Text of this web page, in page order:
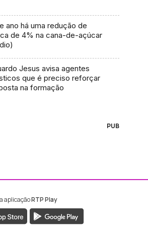
ano há uma redução de
de 4% na cana-de-açúcar
Jesus avisa agentes
que é preciso reforçar
na formação
PUB
Madeira
aplicaçãoRTP Play